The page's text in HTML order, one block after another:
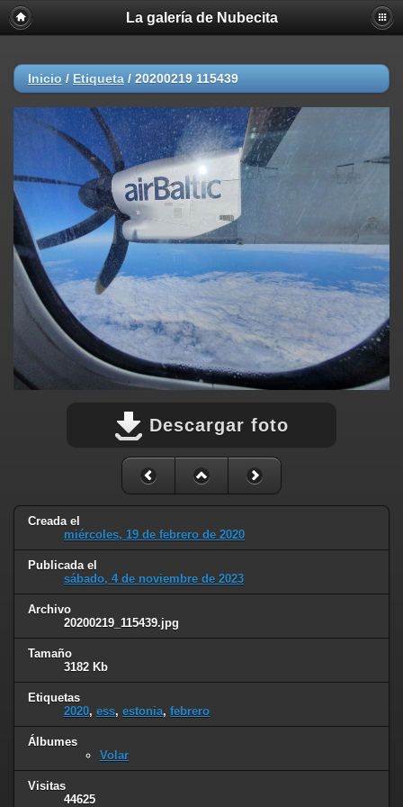
La galería de Nubecita
Inicio / Etiqueta / 20200219 115439
Descargar foto
Creada el
miércoles, 19 de febrero de 2020
Publicada el
sábado, 4 de noviembre de 2023
Archivo
20200219_115439.jpg
Tamaño
3182 Kb
Etiquetas
2020, ess, estonia, febrero
Álbumes
Volar
Visitas
44625